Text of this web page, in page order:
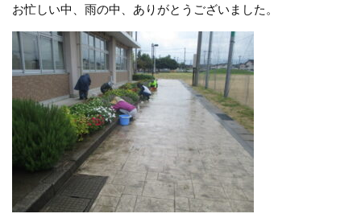
お忙しい中、雨の中、ありがとうございました。